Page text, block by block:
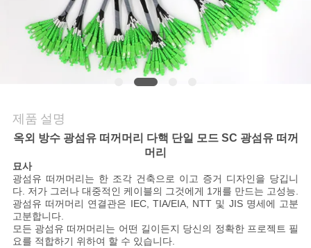
요
청
하
다
제품 설명
옥외 방수 광섬유 떠꺼머리 다핵 단일 모드 SC 광섬유 떠꺼
머리
묘사
광섬유 떠꺼머리는 한 조각 건축으로 이고 증거 디자인을 당깁니
다. 저가 그러나 대중적인 케이블의 그것에게 1개를 만드는 고성능.
광섬유 떠꺼머리 연결관은 IEC, TIA/EIA, NTT 및 JIS 명세에 고분
고분합니다.
모든 광섬유 떠꺼머리는 어떤 길이든지 당신의 정확한 프로젝트 필
요를 적합하기 위하여 할 수 있습니다.